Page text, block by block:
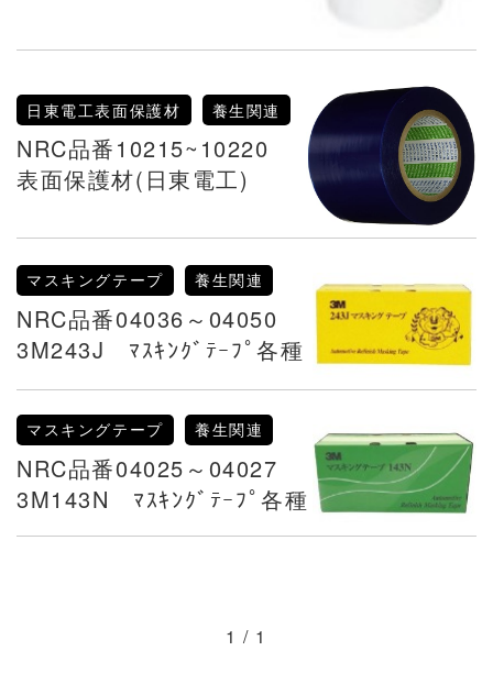
日東電工表面保護材 養生関連
NRC品番10215~10220
表面保護材(日東電工)
マスキングテープ 養生関連
NRC品番04036～04050
3M243J ﾏｽｷﾝｸﾞﾃｰﾌﾟ各種
マスキングテープ 養生関連
NRC品番04025～04027
3M143N ﾏｽｷﾝｸﾞﾃｰﾌﾟ各種
1 / 1